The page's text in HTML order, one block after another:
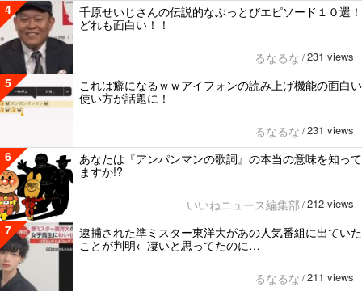
4
千原せいじさんの伝説的なぶっとびエピソード１０選！
どれも面白い！！
るなるな / 231 views
5
これは癖になるｗｗアイフォンの読み上げ機能の面白い
使い方が話題に！
るなるな / 231 views
6
あなたは『アンパンマンの歌詞』の本当の意味を知って
ますか!?
いいねニュース編集部 / 212 views
7
逮捕された準ミスター東洋大があの人気番組に出ていた
ことが判明←凄いと思ってたのに…
るなるな / 211 views